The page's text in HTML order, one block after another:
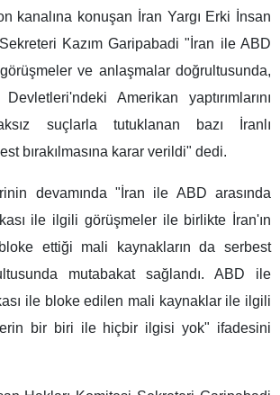
kanalına konuşan İran Yargı Erki İnsan
Kazım Garipabadi "İran ile ABD
ve anlaşmalar doğrultusunda,
Amerikan yaptırımlarını
suçlarla tutuklanan bazı İranlı
bırakılmasına karar verildi" dedi.
devamında "İran ile ABD arasında
ile ilgili görüşmeler ile birlikte İran'ın
ettiği mali kaynakların da serbest
mutabakat sağlandı. ABD ile
ile bloke edilen mali kaynaklar ile ilgili
bir biri ile hiçbir ilgisi yok" ifadesini